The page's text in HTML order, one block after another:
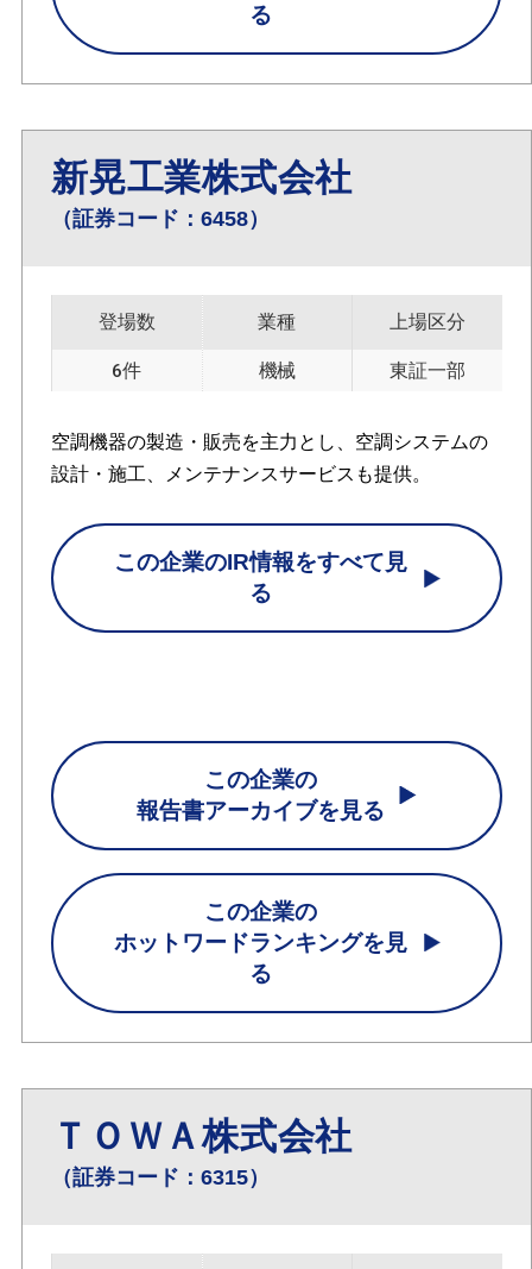
る
新晃工業株式会社
（証券コード：6458）
登場数
6件
業種
機械
上場区分
東証一部
空調機器の製造・販売を主力とし、空調システムの
設計・施工、メンテナンスサービスも提供。
この企業のIR情報をすべて見
る
この企業の
報告書アーカイブを見る
この企業の
ホットワードランキングを見
る
ＴＯＷＡ株式会社
（証券コード：6315）